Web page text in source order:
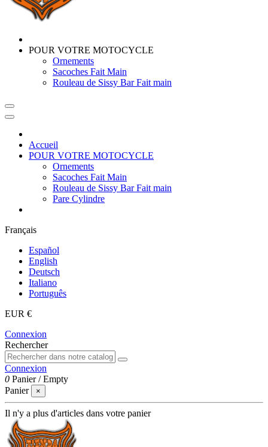
POUR VOTRE MOTOCYCLE
Ornements
Sacoches Fait Main
Rouleau de Sissy Bar Fait main
Accueil
POUR VOTRE MOTOCYCLE
Ornements
Sacoches Fait Main
Rouleau de Sissy Bar Fait main
Pare Cylindre
Français
Español
English
Deutsch
Italiano
Português
EUR €
Connexion
Rechercher
Connexion
0 Panier /Empty
Panier
×
Il n'y a plus d'articles dans votre panier